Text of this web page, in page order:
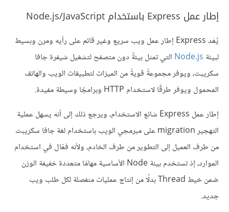
إطار عمل Express باستخدام Node.js/JavaScript
يُعَد Express إطار عمل ويب سريع وغير قائم على رأيه ومرن وبسيط
لبيئة Node.js التي تمثل بيئةً دون متصفح لتشغيل شيفرة جافا
سكريبت، ويوفر مجموعةً قويةً من الميزات لتطبيقات الويب والهاتف
المحمول ويوفر طرقًا لاستخدام HTTP وبرامجًا وسيطة مفيدة.
إطار عمل Express شائع الاستخدام، ويرجع ذلك إلى أنه يسهل عملية
التهجير migration على مبرمجي الويب باستخدام لغة جافا سكريبت
من طرف العميل إلى التطوير من طرف الخادم، ولأنه فعّال في استخدام
الموارد، إذ تستخدم بيئة Node الأساسية مهامًا متعددة خفيفة الوزن
ضمن خيط Thread بدلًا من إنتاج عمليات منفصلة لكل طلب ويب
جديد.